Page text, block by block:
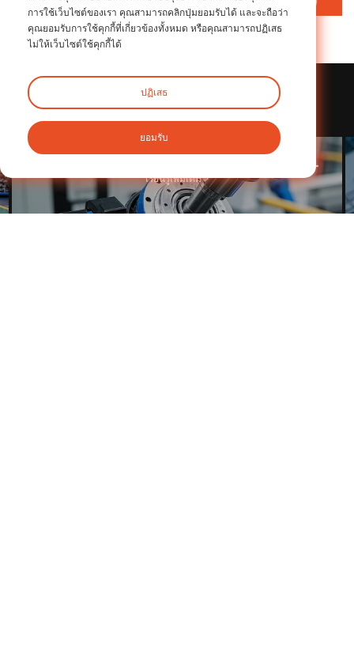
ที่เกี่ยวข้องกรณี
การประยุกต์ใช้ตัวลดแ
เรียนรู้เพิ่มเติม >
การใช้เว็บไซต์ของเรา คุณสามารถคลิกปุ่มยอมรับได้ และจะถือว่า
คุณยอมรับการใช้คุกกี้ที่เกี่ยวข้องทั้งหมด หรือคุณสามารถปฏิเสธ
ไม่ให้เว็บไซต์ใช้คุกกี้ได้
ปฏิเสธ
ยอมรับ